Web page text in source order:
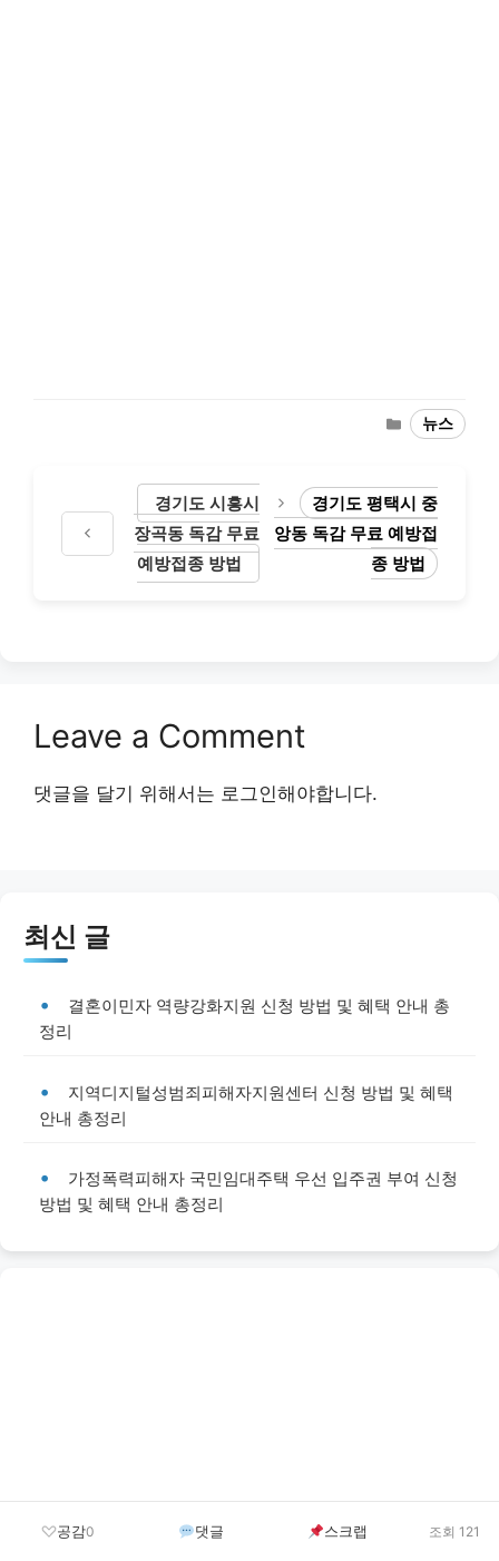
Categories
뉴스
경기도 시흥시
장곡동 독감 무료
예방접종 방법
경기도 평택시 중
앙동 독감 무료 예방접
종 방법
Leave a Comment
댓글을 달기 위해서는 로그인해야합니다.
최신 글
결혼이민자 역량강화지원 신청 방법 및 혜택 안내 총
정리
지역디지털성범죄피해자지원센터 신청 방법 및 혜택
안내 총정리
가정폭력피해자 국민임대주택 우선 입주권 부여 신청
방법 및 혜택 안내 총정리
공감0 댓글 스크랩 조회 121